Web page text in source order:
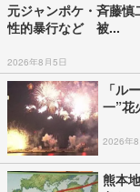
元ジャンポケ・斉藤
性的暴行など 被...
2026年8月5日
「ル
一”花
2026年8
熊本